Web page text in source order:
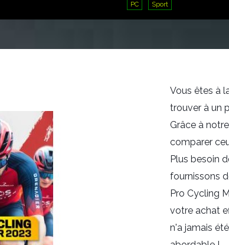
PC Sport
Vous êtes à
trouver à un
Grâce à
comparer
Plus besoin
fournissons
Pro Cycling
votre achat
n'a jamais